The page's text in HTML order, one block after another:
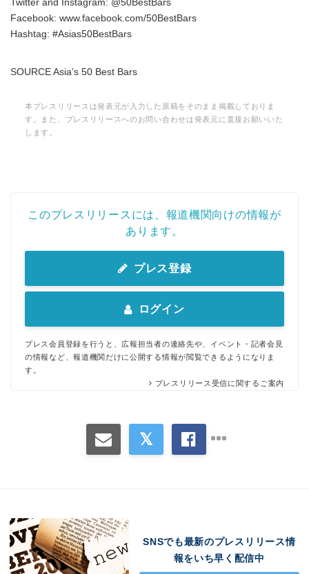
Twitter and Instagram: @50BestBars
Facebook: www.facebook.com/50BestBars
Hashtag: #Asias50BestBars
SOURCE Asia’s 50 Best Bars
本プレスリリースは発表元が入力した原稿をそのまま掲載しておりま
す。また、プレスリリースへのお問い合わせは発表元に直接お願いいた
します。
このプレスリリースには、報道機関向けの情報が
あります。
プレス登録
ログイン
プレス会員登録を行うと、広報担当者の連絡先や、イベント・記者会見
の情報など、報道機関だけに公開する情報が閲覧できるようになりま
す。
プレスリリース受信に関するご案内
SNSでも最新のプレスリリース情
報をいち早く配信中